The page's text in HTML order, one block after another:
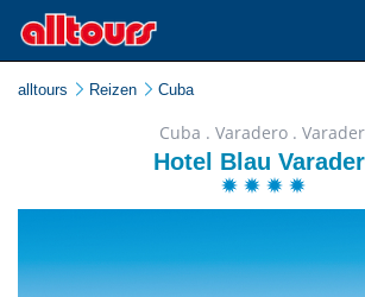
alltours Reizen Cuba
Cuba . Varadero .
Hotel Blau